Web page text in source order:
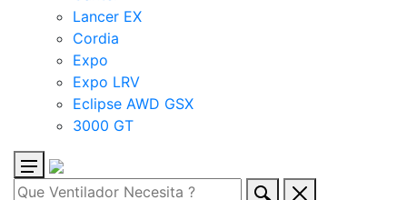
Lancer EX
Cordia
Expo
Expo LRV
Eclipse AWD GSX
3000 GT